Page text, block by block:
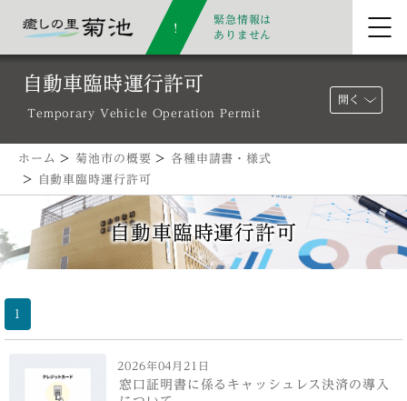
緊急情報は
ありません
自動車臨時運行許可
Temporary Vehicle Operation Permit
開く
ホーム > 菊池市の概要 > 各種申請書・様式
>
自動車臨時運行許可
自動車臨時運行許可
1
2026年04月21日
窓口証明書に係るキャッシュレス決済の導入